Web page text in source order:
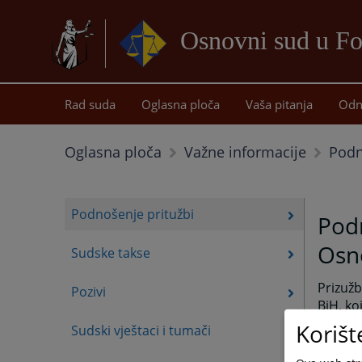
Osnovni sud u
Rad suda Oglasna ploča Vaša pitanja
Oglasna ploča Važne informacije
Podnošenje pritužbi
Sudske takse
Pozivi
Sudski vještaci i tumači
BiH,
Ostale